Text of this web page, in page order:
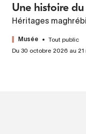
Une histoire
Héritages
Musée
Tout public
Du 30 octobre 2026 au 21